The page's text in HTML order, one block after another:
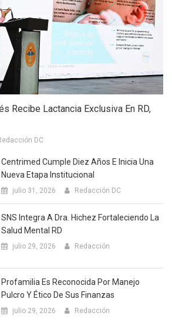
Recibe Lactancia Exclusiva En RD,
DC
Centrimed Cumple Diez Años E Inicia Una
Nueva Etapa Institucional
julio 31, 2026 Redacción DC
SNS Integra A Dra. Hichez Fortaleciendo La
Salud Mental RD
julio 29, 2026 Redacción
Profamilia Es Reconocida Por Manejo
Pulcro Y Ético De Sus Finanzas
julio 29, 2026 Redacción